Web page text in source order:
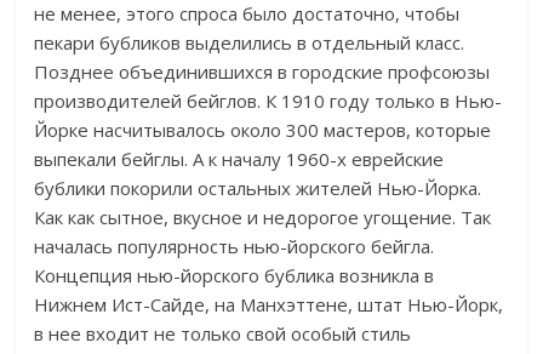
не менее, этого спроса было достаточно, чтобы
пекари бубликов выделились в отдельный класс.
Позднее объединившихся в городские профсоюзы
производителей бейглов. К 1910 году только в Нью-
Йорке насчитывалось около 300 мастеров, которые
выпекали бейглы. А к началу 1960-х еврейские
бублики покорили остальных жителей Нью-Йорка.
Как как сытное, вкусное и недорогое угощение. Так
началась популярность нью-йорского бейгла.
Концепция нью-йорского бублика возникла в
Нижнем Ист-Сайде, на Манхэттене, штат Нью-Йорк,
в нее входит не только свой особый стиль